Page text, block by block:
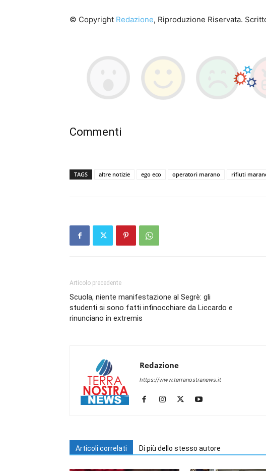
© Copyright Redazione, Riproduzione Riservata.
Commenti
TAGS altre notizie ego eco operatori marano rifiuti
Articolo precedente
Scuola, niente manifestazione al Segrè: gli
studenti si sono fatti infinocchiare da Liccardo e
rinunciano in extremis
Redazione
https://www.terranostranews.it
Articoli correlati Di più dello stesso autore